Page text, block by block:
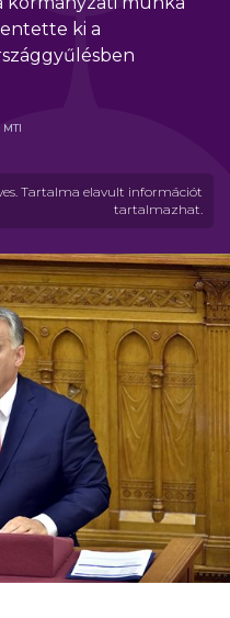
ki a
Tartalma elavult információt
tartalmazhat.
MTI